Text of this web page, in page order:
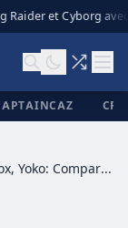
et Cyborg avec
Unicorn WaL, Spacefox, Yoko: Comparons les marques de youtubers